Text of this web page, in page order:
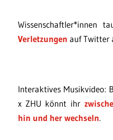
Wissenschaftler*innen
Verletzungen auf Twitter
Interaktives Musikvideo:
x ZHU könnt ihr
hin und her wechseln.